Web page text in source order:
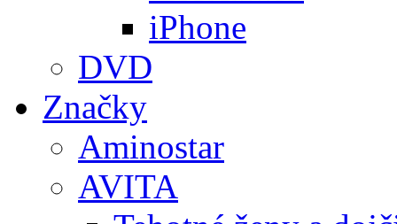
iPhone
DVD
Značky
Aminostar
AVITA